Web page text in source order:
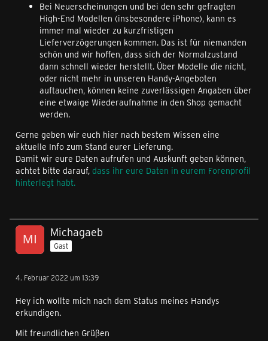
Bei Neuerscheinungen und bei den sehr gefragten
High-End Modellen (insbesondere iPhone), kann es
immer mal wieder zu kurzfristigen
Lieferverzögerungen kommen. Das ist für niemanden
schön und wir hoffen, dass sich der Normalzustand
dann schnell wieder herstellt. Über Modelle die nicht,
oder nicht mehr in unseren Handy-Angeboten
auftauchen, können keine zuverlässigen Angaben über
eine etwaige Wiederaufnahme in den Shop gemacht
werden.
Gerne geben wir euch hier nach bestem Wissen eine
aktuelle Info zum Stand eurer Lieferung.
Damit wir eure Daten aufrufen und Auskunft geben können,
achtet bitte darauf, dass ihr eure Daten in eurem Forenprofil
hinterlegt habt.
Michagaeb
Gast
4. Februar 2022 um 13:39
Hey ich wollte mich nach dem Status meines Handys
erkundigen.
Mit freundlichen Grüßen